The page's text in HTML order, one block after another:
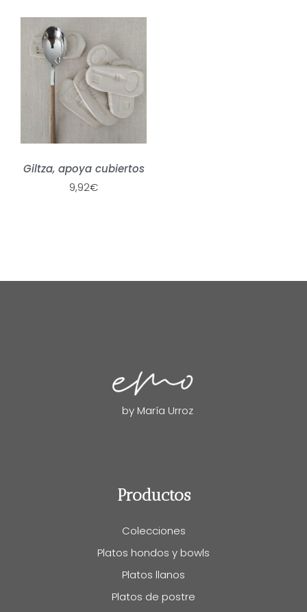
Giltza, apoya cubiertos
9,92€
by María Urroz
Productos
Colecciones
Platos hondos y bowls
Platos llanos
Platos de postre